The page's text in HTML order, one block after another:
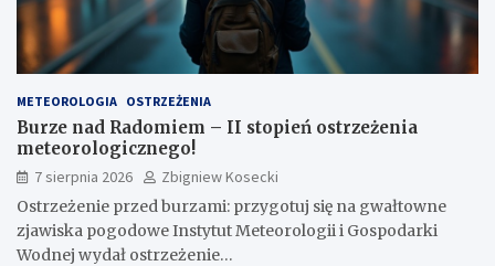
METEOROLOGIA OSTRZEŻENIA
Burze nad Radomiem – II stopień ostrzeżenia
meteorologicznego!
7 sierpnia 2026
Zbigniew Kosecki
Ostrzeżenie przed burzami: przygotuj się na gwałtowne
zjawiska pogodowe Instytut Meteorologii i Gospodarki
Wodnej wydał ostrzeżenie…